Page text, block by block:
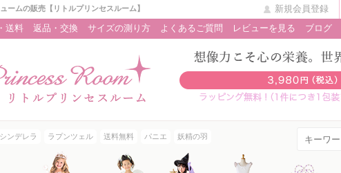
ームの販売【リトルプリンセスルーム】 新規会員登録
送料 返品・交換 サイズの測り方 よくあるご質問 レビューを見る ブログ
シンデレラ ラプンツェル 送料無料 パニエ 妖精の羽